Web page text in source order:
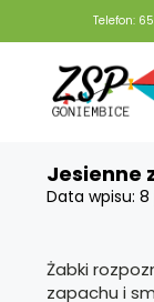
Telefon:
Jesienne
Data wpisu:8
Żabki
zapachu i